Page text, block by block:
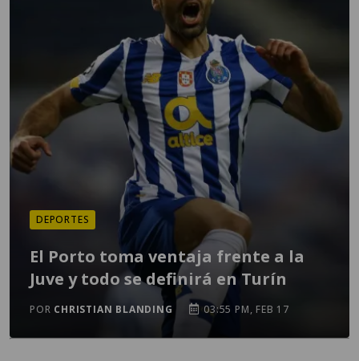
DEPORTES
El Porto toma ventaja frente a la
Juve y todo se definirá en Turín
POR CHRISTIAN BLANDING 03:55 PM, FEB 17